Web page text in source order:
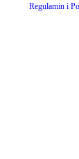
Regulamin i